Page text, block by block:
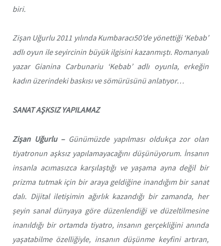
biri.
Zişan Uğurlu 2011 yılında Kumbaracı50’de yönettiği ‘Kebab’
adlı oyun ile seyircinin büyük ilgisini kazanmıştı. Romanyalı
yazar Gianina Carbunariu ‘Kebab’ adlı oyunla, erkeğin
kadın üzerindeki baskısı ve sömürüsünü anlatıyor…
SANAT AŞKSIZ YAPILAMAZ
Zişan Uğurlu –Günümüzde yapılması oldukça zor olan
tiyatronun aşksız yapılamayacağını düşünüyorum. İnsanın
insanla acımasızca karşılaştığı ve yaşama ayna değil bir
prizma tutmak için bir araya geldiğine inandığım bir sanat
dalı. Dijital iletişimin ağırlık kazandığı bir zamanda, her
şeyin sanal dünyaya göre düzenlendiği ve düzeltilmesine
inanıldığı bir ortamda tiyatro, insanın gerçekliğini anında
yaşatabilme özelliğiyle, insanın düşünme keyfini artıran,